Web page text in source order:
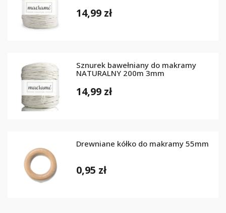
14,99 zł
Sznurek bawełniany do makramy
NATURALNY 200m 3mm
14,99 zł
Drewniane kółko do makramy 55mm
0,95 zł